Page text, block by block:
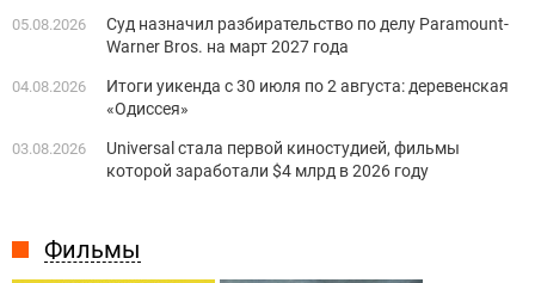
Фильмы
05.08.2026
Суд назначил разбирательство по делу Paramount-
Warner Bros. на март 2027 года
04.08.2026
Итоги уикенда с 30 июля по 2 августа: деревенская
«Одиссея»
03.08.2026
Universal стала первой киностудией, фильмы
которой заработали $4 млрд в 2026 году